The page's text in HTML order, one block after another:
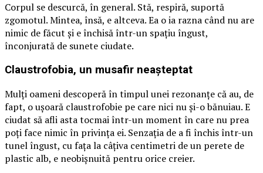
Corpul se descurcă, în general. Stă, respiră, suportă
zgomotul. Mintea, însă, e altceva. Ea o ia razna când nu are
nimic de făcut și e închisă într-un spațiu îngust,
înconjurată de sunete ciudate.
Claustrofobia, un musafir neașteptat
Mulți oameni descoperă în timpul unei rezonanțe că au, de
fapt, o ușoară claustrofobie pe care nici nu și-o bănuiau. E
ciudat să afli asta tocmai într-un moment în care nu prea
poți face nimic în privința ei. Senzația de a fi închis într-un
tunel îngust, cu fața la câțiva centimetri de un perete de
plastic alb, e neobișnuită pentru orice creier.